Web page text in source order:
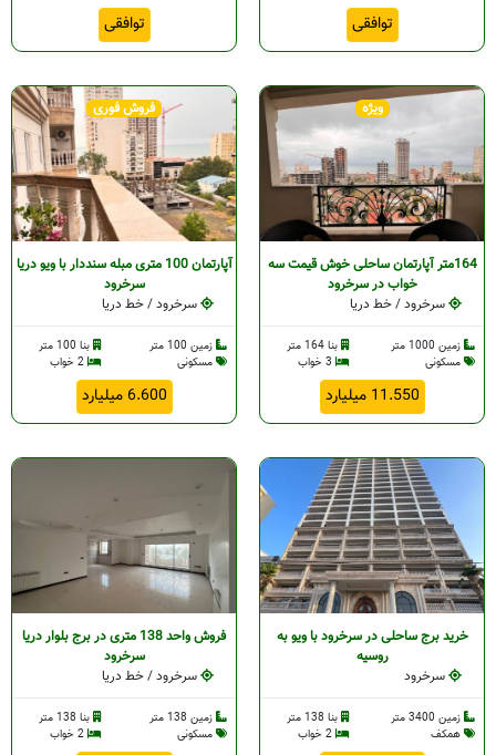
توافقی توافقی
ویژه
164متر آپارتمان ساحلی خوش قیمت سه
خواب در سرخرود
سرخرود / خط دریا
زمین 1000 متر
بنا 164 متر
مسکونی
11.550 میلیارد
فروش فوری
آپارتمان 100 متری مبله سنددار با ویو دریا
سرخرود
سرخرود / خط دریا
زمین 100 متر
بنا 100 متر
مسکونی
6.600 میلیارد
خرید برج ساحلی در سرخرود با ویو به
روسیه
سرخرود
زمین 3400 متر
بنا 138 متر
همکف
فروش واحد 138 متری در برج بلوار دریا
سرخرود
سرخرود / خط دریا
زمین 138 متر
بنا 138 متر
مسکونی